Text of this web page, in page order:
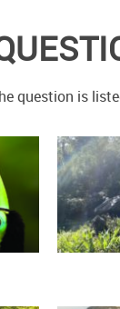
question is